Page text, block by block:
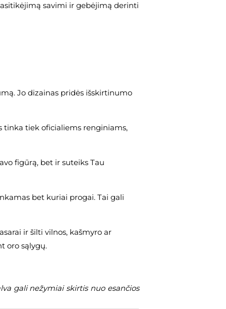
savimi ir gebėjimą derinti
Jo dizainas pridės išskirtinumo
tinka tiek oficialiems renginiams,
figūrą, bet ir suteiks Tau
bet kuriai progai. Tai gali
ir šilti vilnos, kašmyro ar
oro sąlygų.
gali nežymiai skirtis nuo esančios